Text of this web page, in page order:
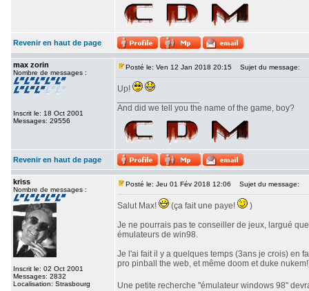
Revenir en haut de page
max zorin
Nombre de messages :
Inscrit le: 18 Oct 2001
Messages: 29556
Posté le: Ven 12 Jan 2018 20:15 Sujet du message:
Up!
And did we tell you the name of the game, boy?
Revenir en haut de page
kriss
Nombre de messages :
Inscrit le: 02 Oct 2001
Messages: 2832
Localisation: Strasbourg
Posté le: Jeu 01 Fév 2018 12:06 Sujet du message:
Salut Max! (ça fait une paye!
)
Je ne pourrais pas te conseiller de jeux, largué
émulateurs de win98.
Je l'ai fait il y a quelques temps (3ans je crois) en
pro pinball the web, et même doom et duke
Une petite recherche "émulateur windows 98"